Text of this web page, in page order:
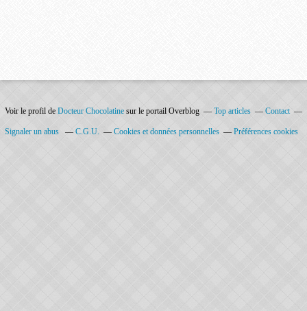
Voir le profil de Docteur Chocolatine sur le portail Overblog Top articles Contact
Signaler un abus C.G.U. Cookies et données personnelles Préférences cookies